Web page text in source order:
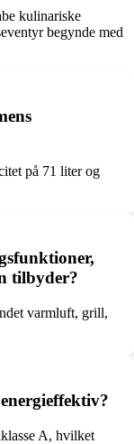
kulinariske
begynde med
på 71 liter og
tilbyder?
varmluft, grill,
A, hvilket